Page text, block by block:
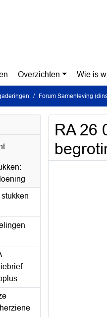
Overzichten Wie is
Forum Samenleving
RA 26